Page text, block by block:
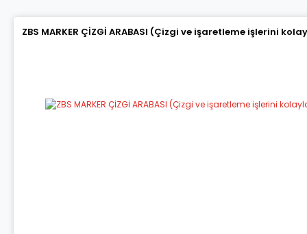
ZBS MARKER ÇİZGİ ARABASI (Çizgi ve işaretleme işlerini